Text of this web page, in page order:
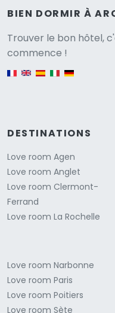
BIEN DORMIR À
Trouver le bon hôtel,
commence !
DESTINATIONS
Love room Agen
Love room Anglet
Love room Clermont-
Ferrand
Love room La Rochelle
Love room Narbonne
Love room Paris
Love room Poitiers
Love room Sète